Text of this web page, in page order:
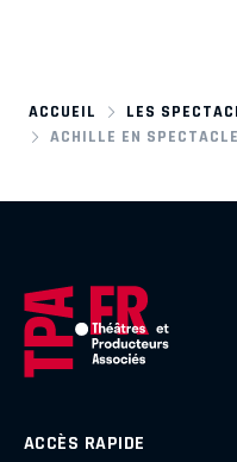
ACCUEIL
LES
ACHILLE EN
ACCÈS RAPIDE